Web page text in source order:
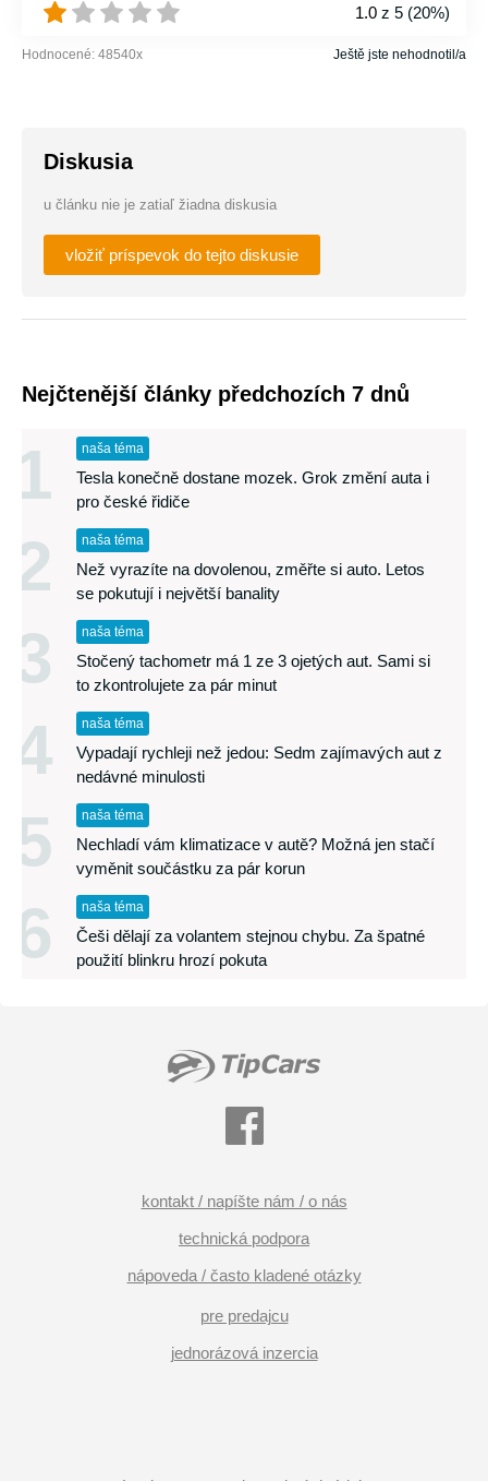
1.0 z 5 (20%)
Hodnocené: 48540x Ještě jste nehodnotil/a
Diskusia
u článku nie je zatiaľ žiadna diskusia
vložiť príspevok do tejto diskusie
Nejčtenější články předchozích 7 dnů
1 naša téma
Tesla konečně dostane mozek. Grok změní auta i
pro české řidiče
2 naša téma
Než vyrazíte na dovolenou, změřte si auto. Letos
se pokutují i největší banality
3 naša téma
Stočený tachometr má 1 ze 3 ojetých aut. Sami si
to zkontrolujete za pár minut
4 naša téma
Vypadají rychleji než jedou: Sedm zajímavých aut z
nedávné minulosti
5 naša téma
Nechladí vám klimatizace v autě? Možná jen stačí
vyměnit součástku za pár korun
6 naša téma
Češi dělají za volantem stejnou chybu. Za špatné
použití blinkru hrozí pokuta
kontakt / napíšte nám / o nás
technická podpora
nápoveda / často kladené otázky
pre predajcu
jednorázová inzercia